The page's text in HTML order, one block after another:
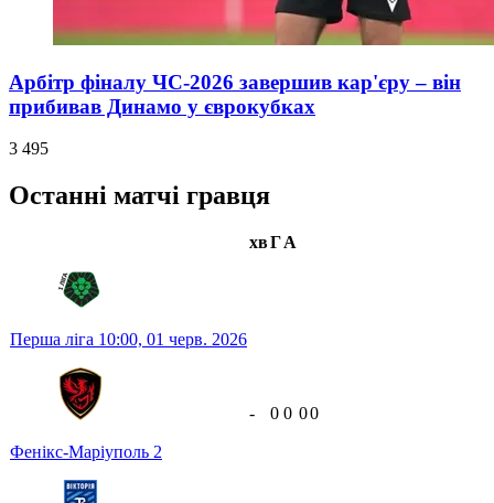
Арбітр фіналу ЧС-2026 завершив кар'єру – він
прибивав Динамо у єврокубках
3 495
Останні матчі гравця
хвГА
Перша ліга 10:00, 01 черв. 2026
Фенікс-Маріуполь 2
- 0 0 00